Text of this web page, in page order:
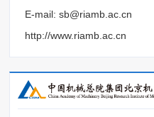
E-mail: sb@riamb.ac.cn
http://www.riamb.ac.cn